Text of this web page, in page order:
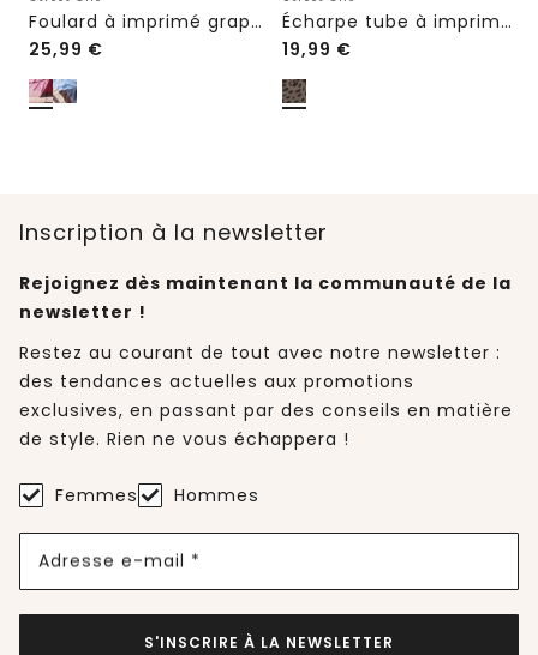
Foulard à imprimé graphique
25,99 €
Écharpe tube à imprimé graphique
19,99 €
Inscription à la newsletter
Rejoignez dès maintenant la communauté de la
newsletter !
Restez au courant de tout avec notre newsletter :
des tendances actuelles aux promotions
exclusives, en passant par des conseils en matière
de style. Rien ne vous échappera !
Femmes Hommes
Adresse e-mail *
S'INSCRIRE À LA NEWSLETTER